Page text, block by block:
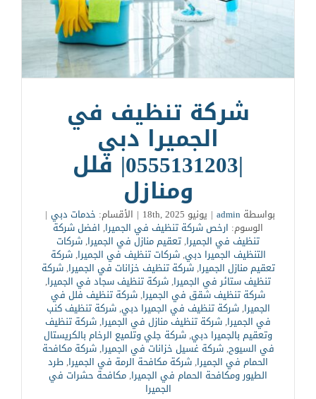
شركة تنظيف في
الجميرا دبي
|0555131203| فلل
ومنازل
بواسطةadmin
| يونيو 18th, 2025 | الأقسام: خدمات دبي |
الوسوم: ارخص شركة تنظيف في الجميرا, افضل شركة
تنظيف في الجميرا,تعقيم منازل في الجميرا,شركات
التنظيف الجميرا دبي,‏شركات تنظيف في الجميرا,شركة
تعقيم منازل الجميرا,شركة تنظيف خزانات في الجميرا,شركة
تنظيف ستائر في الجميرا,شركة تنظيف سجاد في الجميرا,
شركة تنظيف شقق في الجميرا,شركة تنظيف فلل في
الجميرا,شركة تنظيف في الجميرا دبي,شركة تنظيف كنب
في الجميرا,شركة تنظيف منازل في الجميرا,شركة تنظيف
وتعقيم بالجميرا دبي,شركة جلي وتلميع الرخام بالكريستال
في السيوح,شركة غسيل خزانات في الجميرا,شركة مكافحة
الحمام في الجميرا,شركة مكافحة الرمة في الجميرا,طرد
الطيور ومكافحة الحمام في الجميرا,مكافحة حشرات في
الجميرا